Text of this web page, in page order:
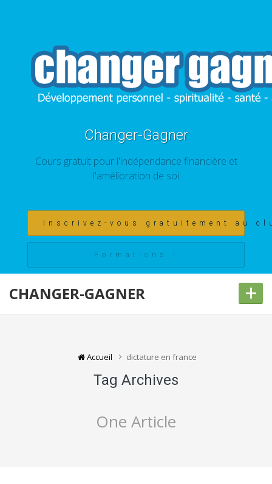
Changer-Gagner
Cours gratuit pour l'indépendance financière et
l'amélioration de soi
Inscrivez-vous gratuitement au
Formations !
CHANGER-GAGNER +
Accueil dictature en france
Tag Archives
One Article